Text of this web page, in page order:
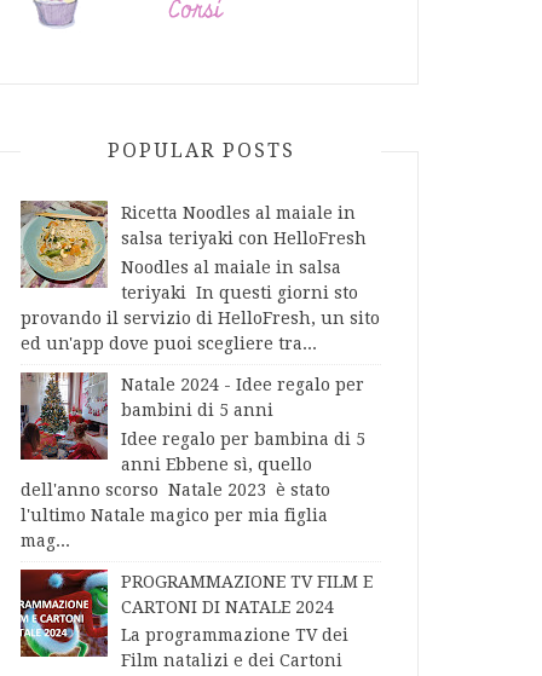
POPULAR POSTS
Ricetta Noodles al maiale in
salsa teriyaki con HelloFresh
Noodles al maiale in salsa
teriyaki In questi giorni sto
provando il servizio di HelloFresh, un sito
ed un'app dove puoi scegliere tra...
Natale 2024 - Idee regalo per
bambini di 5 anni
Idee regalo per bambina di 5
anni Ebbene sì, quello
dell'anno scorso Natale 2023 è stato
l'ultimo Natale magico per mia figlia
mag...
PROGRAMMAZIONE TV FILM E
CARTONI DI NATALE 2024
La programmazione TV dei
Film natalizi e dei Cartoni